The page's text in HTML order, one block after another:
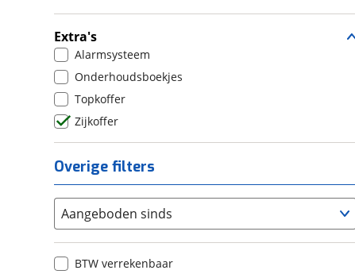
Radio
12V aansluiting
USB aansluiting
Extra's
Alarmsysteem
Onderhoudsboekjes
Topkoffer
Zijkoffer
Overige filters
Aangeboden sinds
BTW verrekenbaar